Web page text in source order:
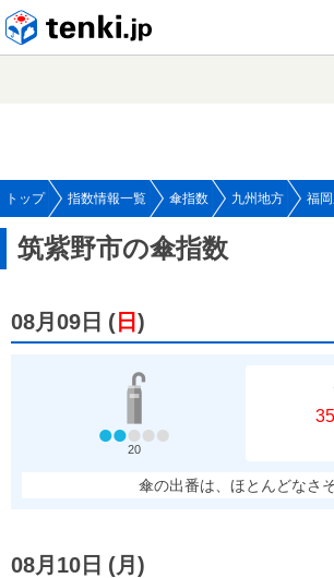
トップ 指数情報一覧 傘指数 九州地方 福
筑紫野市の傘指数
08月09日 ( 日 )
20
傘の出番は、ほとんどなさ
08月10日 (月 )